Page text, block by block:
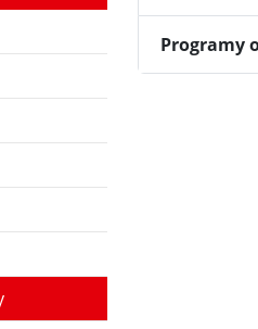
Programy